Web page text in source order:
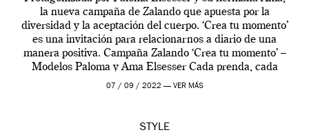
la nueva campaña de Zalando que apuesta por la
diversidad y la aceptación del cuerpo. ‘Crea tu momento’
es una invitación para relacionarnos a diario de una
manera positiva. Campaña Zalando ‘Crea tu momento’ –
Modelos Paloma y Ama Elsesser Cada prenda, cada
outfit, cada momento, caracteriza […]
07 / 09 / 2022 — VER MÁS
STYLE